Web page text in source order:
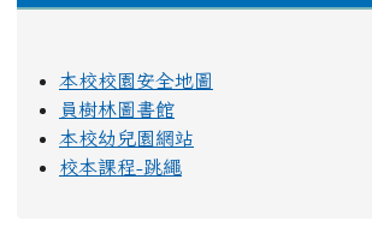
本校校園安全地圖
員樹林圖書館
本校幼兒園網站
校本課程-跳繩